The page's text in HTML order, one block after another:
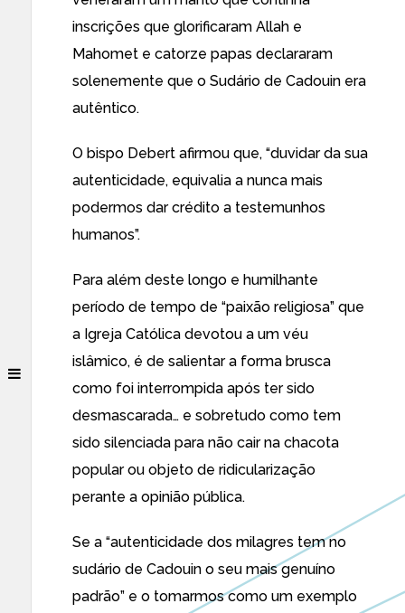
inscrições que glorificaram Allah e
Mahomet e catorze papas declararam
solenemente que o Sudário de Cadouin era
autêntico.
O bispo Debert afirmou que, “duvidar da sua
autenticidade, equivalia a nunca mais
podermos dar crédito a testemunhos
humanos”.
Para além deste longo e humilhante
período de tempo de “paixão religiosa” que
a Igreja Católica devotou a um véu
islâmico, é de salientar a forma brusca
como foi interrompida após ter sido
desmascarada… e sobretudo como tem
sido silenciada para não cair na chacota
popular ou objeto de ridicularização
perante a opinião pública.
Se a “autenticidade dos milagres tem no
sudário de Cadouin o seu mais genuíno
padrão” e o tomarmos como um exemplo